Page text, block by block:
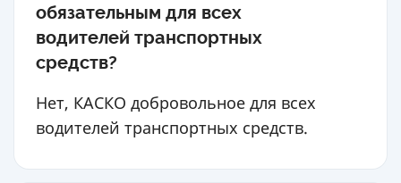
обязательным для всех
водителей транспортных
средств?
Нет, КАСКО добровольное для всех
водителей транспортных средств.